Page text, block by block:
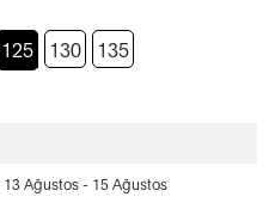
125 130 135
13 Ağustos - 15 Ağustos